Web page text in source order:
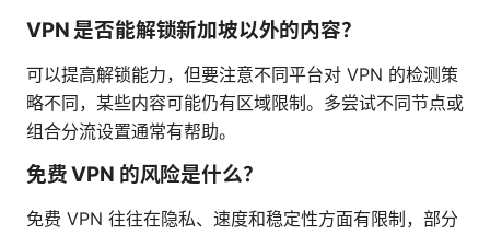
VPN 是否能解锁新加坡以外的内容？
可以提高解锁能力，但要注意不同平台对 VPN 的检测策
略不同，某些内容可能仍有区域限制。多尝试不同节点或
组合分流设置通常有帮助。
免费 VPN 的风险是什么？
免费 VPN 往往在隐私、速度和稳定性方面有限制，部分